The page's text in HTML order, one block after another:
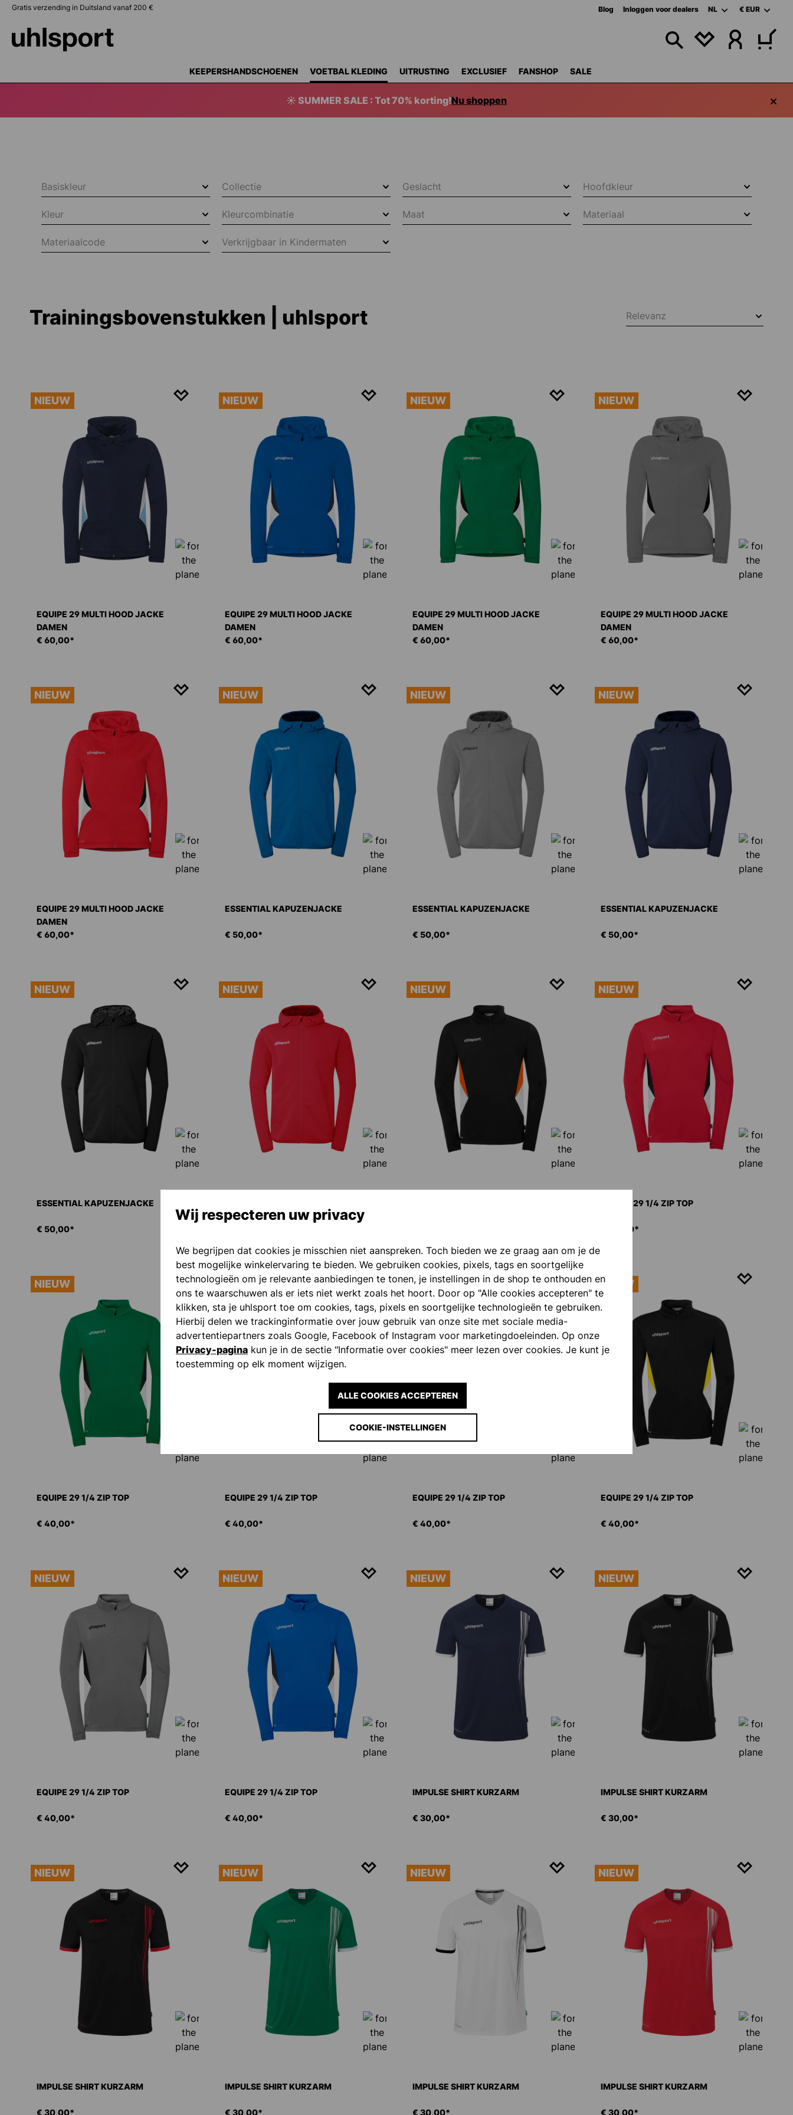
Ga naar de hoofdnavigatie
Gratis verzending in Duitsland vanaf 200 € Blog Inloggen voor dealers NL € EUR
JE HEBT 0 ITEMS
KEEPERSHANDSCHOENEN VOETBAL KLEDING UITRUSTING EXCLUSIEF FANSHOP SALE
☀️ SUMMER SALE : Tot 70% korting!Nu shoppen
Basiskleur Collectie Geslacht Hoofdkleur
Kleur Kleurcombinatie Maat Materiaal
Materiaalcode Verkrijgbaar in Kindermaten
Trainingsbovenstukken | uhlsport Relevanz
NIEUW
EQUIPE 29 MULTI HOOD JACKE
DAMEN
€ 60,00*
NIEUW
EQUIPE 29 MULTI HOOD JACKE
DAMEN
€ 60,00*
NIEUW
EQUIPE 29 MULTI HOOD JACKE
DAMEN
€ 60,00*
NIEUW
EQUIPE 29 MULTI HOOD JACKE
DAMEN
€ 60,00*
NIEUW
EQUIPE 29 MULTI HOOD JACKE
DAMEN
€ 60,00*
NIEUW
ESSENTIAL KAPUZENJACKE
€ 50,00*
NIEUW
ESSENTIAL KAPUZENJACKE
€ 50,00*
NIEUW
ESSENTIAL KAPUZENJACKE
€ 50,00*
NIEUW
ESSENTIAL KAPUZENJACKE
€ 50,00*
NIEUW NIEUW NIEUW
EQUIPE 29 1/4 ZIP TOP
€ 40,00*
NIEUW
EQUIPE 29 1/4 ZIP TOP
€ 40,00*
NIEUW
EQUIPE 29 1/4 ZIP TOP
€ 40,00*
NIEUW
EQUIPE 29 1/4 ZIP TOP
€ 40,00*
NIEUW
EQUIPE 29 1/4 ZIP TOP
€ 40,00*
NIEUW
EQUIPE 29 1/4 ZIP TOP
€ 40,00*
NIEUW
EQUIPE 29 1/4 ZIP TOP
€ 40,00*
NIEUW
IMPULSE SHIRT KURZARM
€ 30,00*
NIEUW
IMPULSE SHIRT KURZARM
€ 30,00*
NIEUW
IMPULSE SHIRT KURZARM
€ 30,00*
NIEUW
IMPULSE SHIRT KURZARM
€ 30,00*
NIEUW
IMPULSE SHIRT KURZARM
€ 30,00*
NIEUW
IMPULSE SHIRT KURZARM
€ 30,00*
Wij respecteren uw privacy
We begrijpen dat cookies je misschien niet aanspreken. Toch bieden we ze graag aan om je de
best mogelijke winkelervaring te bieden. We gebruiken cookies, pixels, tags en soortgelijke
technologieën om je relevante aanbiedingen te tonen, je instellingen in de shop te onthouden en
ons te waarschuwen als er iets niet werkt zoals het hoort. Door op "Alle cookies accepteren" te
klikken, sta je uhlsport toe om cookies, tags, pixels en soortgelijke technologieën te gebruiken.
Hierbij delen we trackinginformatie over jouw gebruik van onze site met sociale media-
advertentiepartners zoals Google, Facebook of Instagram voor marketingdoeleinden. Op onze
Privacy-pagina kun je in de sectie "Informatie over cookies" meer lezen over cookies. Je kunt je
toestemming op elk moment wijzigen.
COOKIE-INSTELLINGEN
ALLE COOKIES ACCEPTEREN